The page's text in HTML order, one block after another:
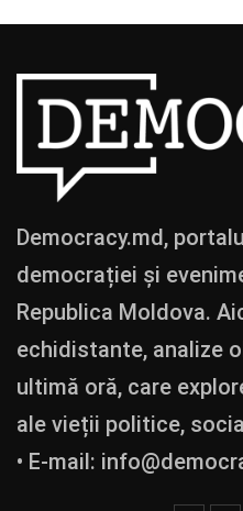
Democracy.md,
democrației și
Republica Moldova.
echidistante, analize
ultimă oră, care
ale vieții politice,
• E-mail: